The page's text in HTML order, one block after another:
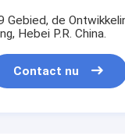
Gebied, de
Hebei P.R. China.
Contact nu